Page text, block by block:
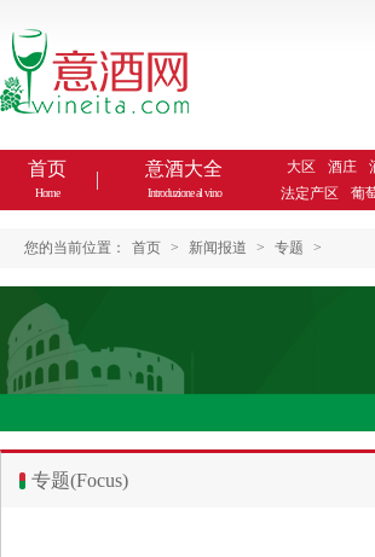
首页
Home
意酒大全
Introduzione al vino
大区 酒庄
法定产区
葡
您的当前位置： 首页 > 新闻报道 > 专题 >
专题(Focus)